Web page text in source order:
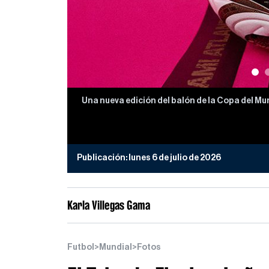
Una nueva edición del balón de la Copa del
Publicación: lunes 6 de julio de 2026
Karla Villegas Gama
Futbol > Mundial > Fotos